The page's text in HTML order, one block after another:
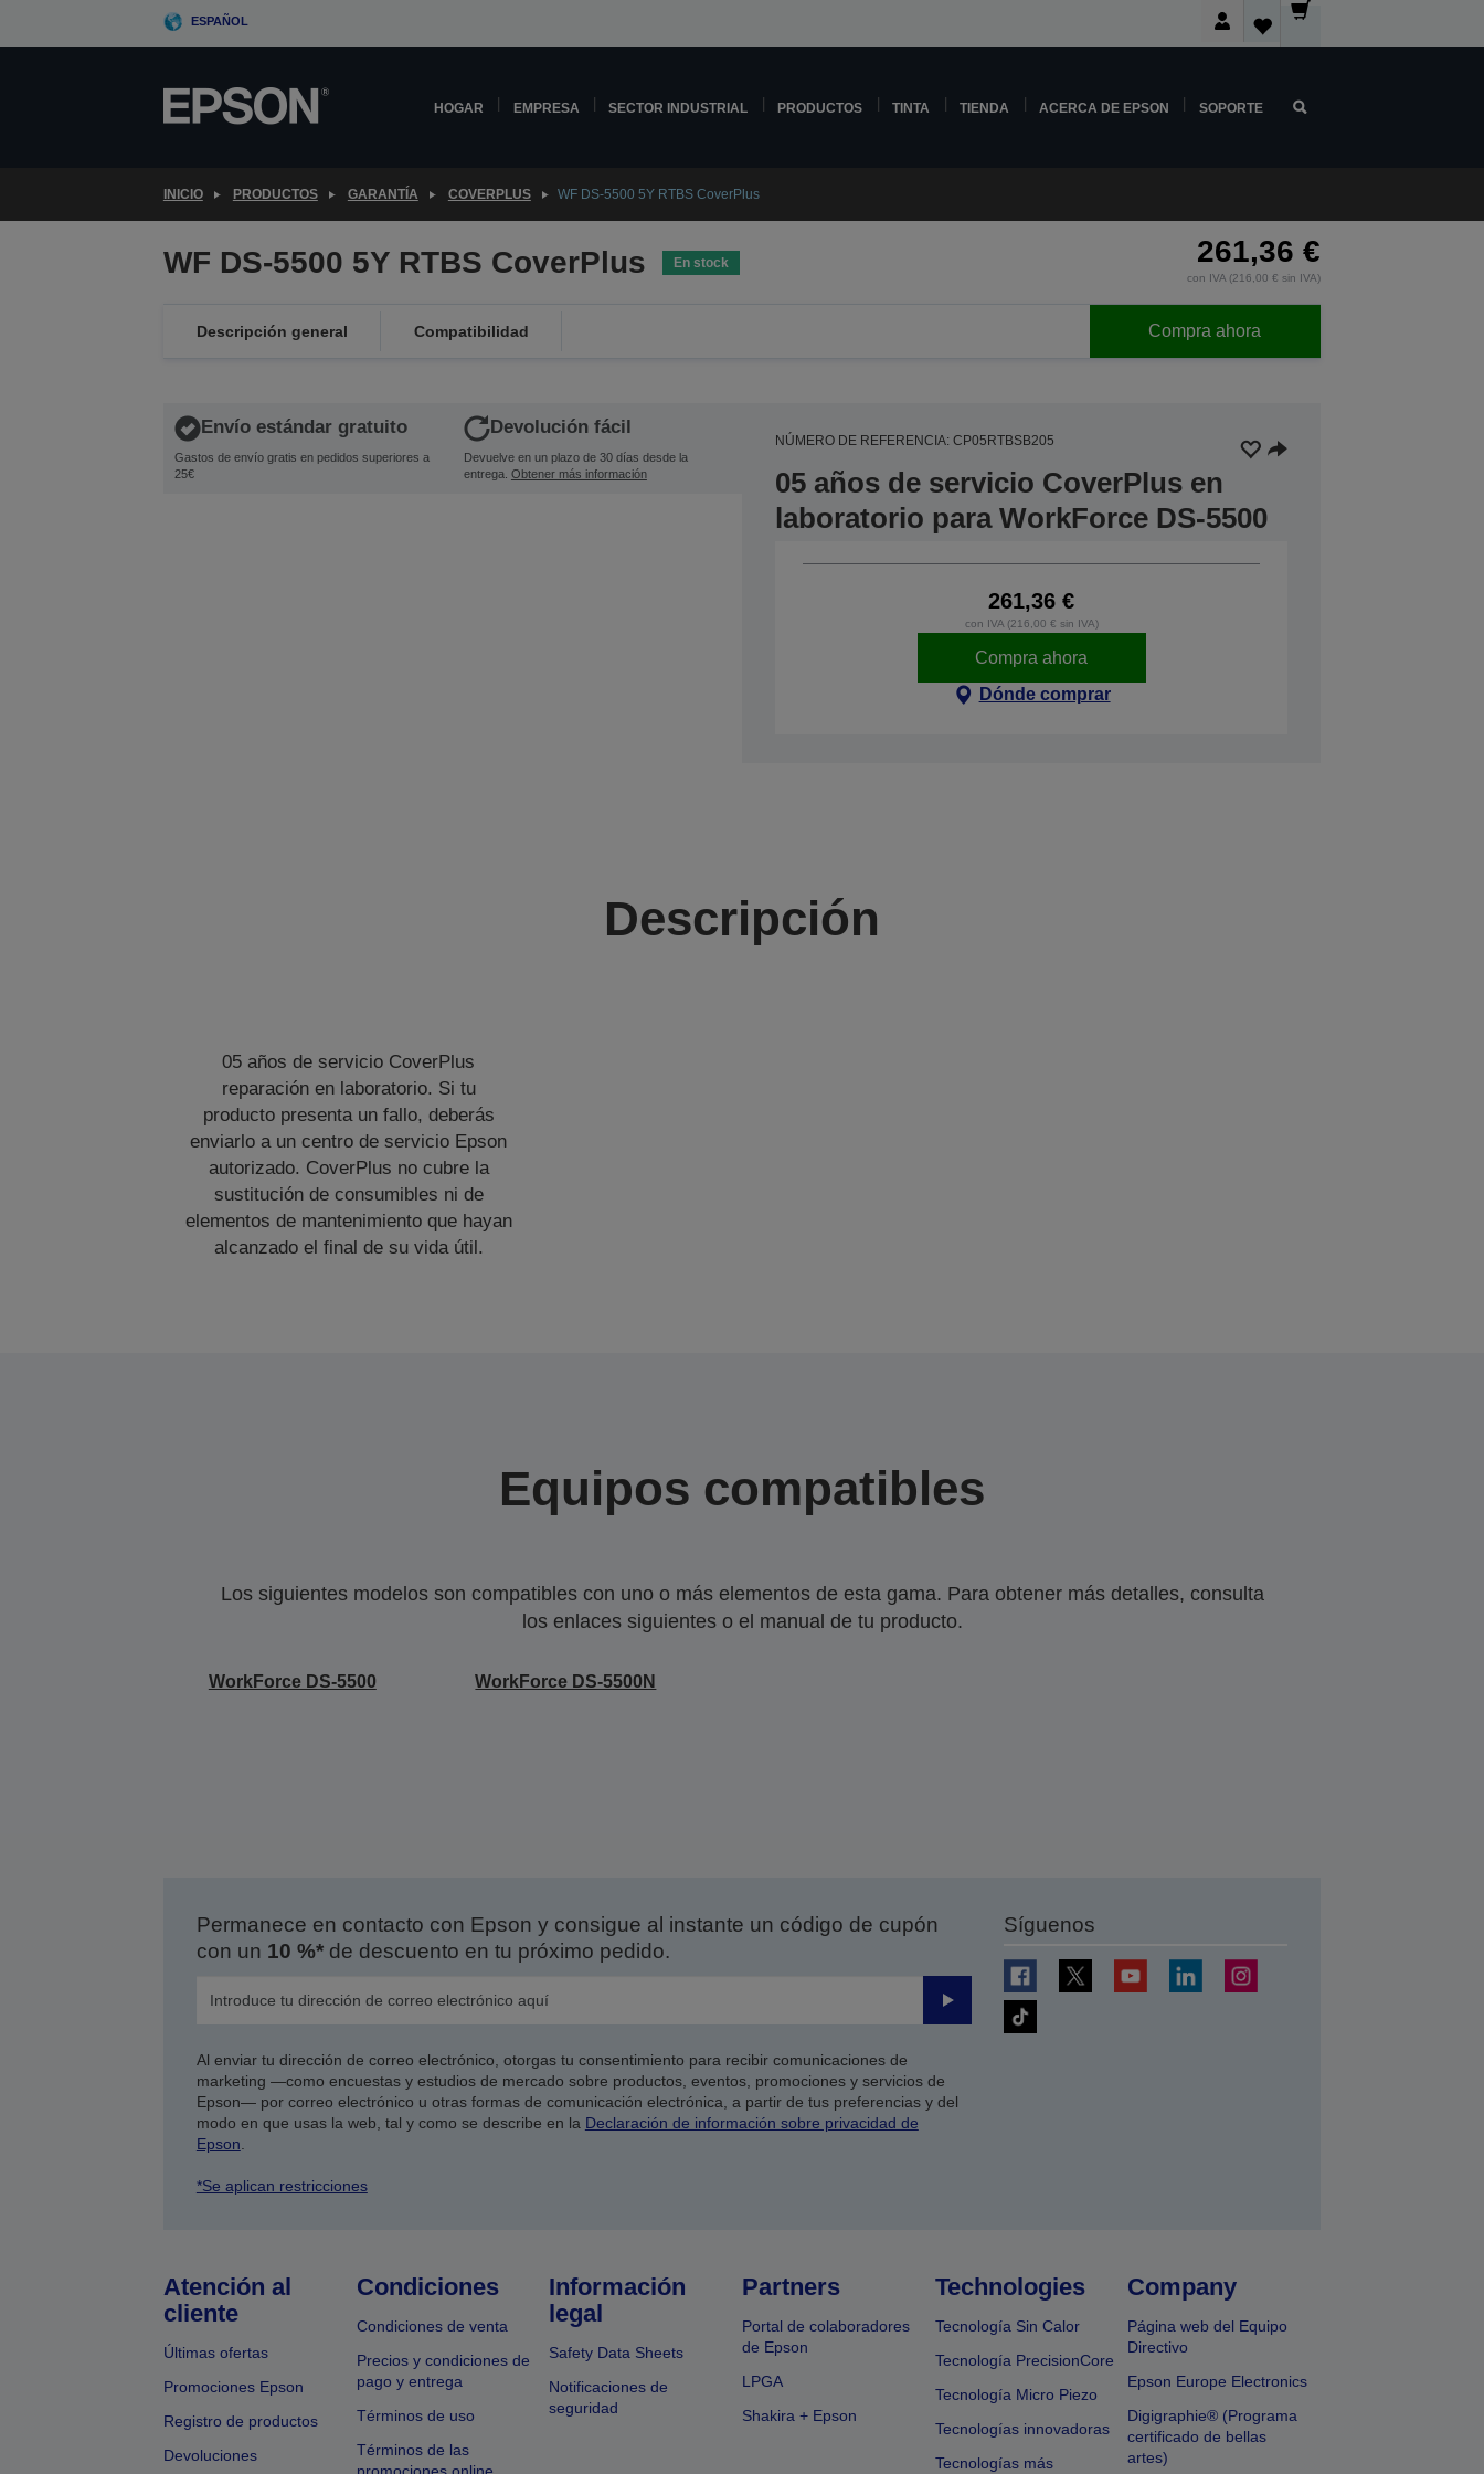
ESPAÑOL
HOGAR EMPRESA SECTOR INDUSTRIAL PRODUCTOS TINTA TIENDA ACERCA DE EPSON SOPORTE
INICIO PRODUCTOS GARANTÍA COVERPLUS WF DS-5500 5Y RTBS CoverPlus
WF DS-5500 5Y RTBS CoverPlus En stock 261,36 €
con IVA (216,00 € sin IVA)
Descripción general Compatibilidad Compra ahora
Envío estándar gratuito
Gastos de envío gratis en pedidos superiores a
25€
Devolución fácil
Devuelve en un plazo de 30 días desde la
entrega. Obtener más información
NÚMERO DE REFERENCIA: CP05RTBSB205
05 años de servicio CoverPlus en
laboratorio para WorkForce DS-5500
261,36 €
con IVA (216,00 € sin IVA)
Compra ahora
Dónde comprar
Descripción
05 años de servicio CoverPlus
reparación en laboratorio. Si tu
producto presenta un fallo, deberás
enviarlo a un centro de servicio Epson
autorizado. CoverPlus no cubre la
sustitución de consumibles ni de
elementos de mantenimiento que hayan
alcanzado el final de su vida útil.
Equipos compatibles
Los siguientes modelos son compatibles con uno o más elementos de esta gama. Para obtener más detalles, consulta
los enlaces siguientes o el manual de tu producto.
WorkForce DS-5500 WorkForce DS-5500N
Permanece en contacto con Epson y consigue al instante un código de cupón
con un 10 %*de descuento en tu próximo pedido.
Enviar
Al enviar tu dirección de correo electrónico, otorgas tu consentimiento para recibir comunicaciones de
marketing —como encuestas y estudios de mercado sobre productos, eventos, promociones y servicios de
Epson— por correo electrónico u otras formas de comunicación electrónica, a partir de tus preferencias y del
modo en que usas la web, tal y como se describe en la Declaración de información sobre privacidad de
Epson
*Se aplican restricciones
Síguenos
Atención al
cliente
Últimas ofertas
Promociones Epson
Registro de productos
Devoluciones
Condiciones
Condiciones de venta
Precios y condiciones de
pago y entrega
Términos de uso
Términos de las
Información
legal
Safety Data Sheets
Notificaciones de
seguridad
Partners
Portal de colaboradores
de Epson
LPGA
Shakira + Epson
Technologies
Tecnología Sin Calor
Tecnología PrecisionCore
Tecnología Micro Piezo
Tecnologías innovadoras
Tecnologías más
Company
Página web del Equipo
Directivo
Epson Europe Electronics
Digigraphie® (Programa
certificado de bellas
artes)